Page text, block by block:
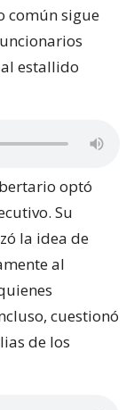
común sigue
estallido
optó
Su
la idea de
al
cuestionó
de los